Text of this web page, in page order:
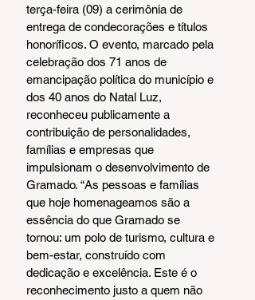
terça-feira (09) a cerimônia de
entrega de condecorações e títulos
honoríficos. O evento, marcado pela
celebração dos 71 anos de
emancipação política do município e
dos 40 anos do Natal Luz,
reconheceu publicamente a
contribuição de personalidades,
famílias e empresas que
impulsionam o desenvolvimento de
Gramado. “As pessoas e famílias
que hoje homenageamos são a
essência do que Gramado se
tornou: um polo de turismo, cultura e
bem-estar, construído com
dedicação e excelência. Este é o
reconhecimento justo a quem não